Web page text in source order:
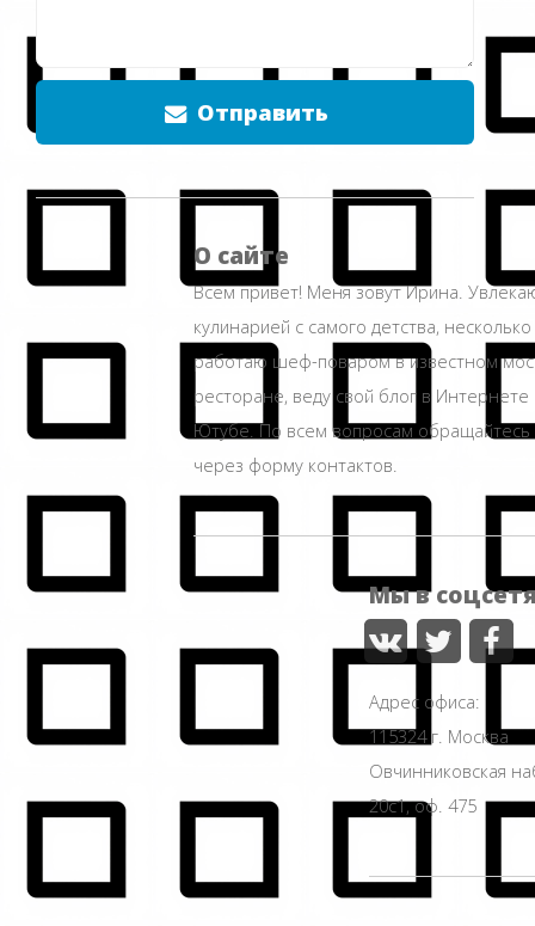
Отправить
О сайте
Всем привет! Меня зовут Ирина.
кулинарией с самого детства,
работаю шеф-поваром в известном
ресторане, веду свой блог в Интернете
Ютубе. По всем вопросам
через форму контактов.
Мы в
Адрес офиса:
115324 г. Москва
Овчинниковская
20с1, оф. 475